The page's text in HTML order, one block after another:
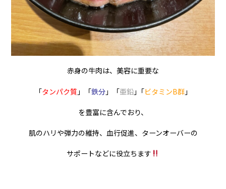
赤身の牛肉は、美容に重要な
「タンパク質 」「鉄分」「亜鉛｣「ビタミンB群」
を豊富に含んでおり、
肌のハリや弾力の維持、血行促進、ターンオーバーの
サポートなどに役立ちます